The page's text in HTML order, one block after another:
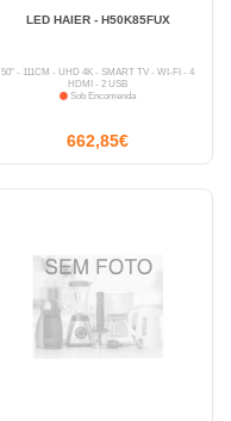
LED HAIER - H50K85FUX
50" - 111CM - UHD 4K - SMART TV - WI-FI - 4
HDMI - 2 USB
Sob Encomenda
662,85€